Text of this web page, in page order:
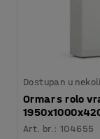
Dostupan u
Ormar s rolo
Art. br.:104655